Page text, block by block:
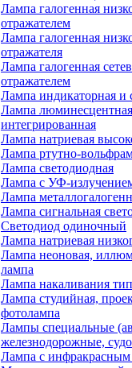
Лампа галогенная
отражателем
Лампа галогенная
отражателя
Лампа галогенная
отражателем
Лампа индикаторная и
Лампа
интегрированная
Лампа натриевая
Лампа ртутно-
Лампа светодиодная
Лампа с УФ-
Лампа
Лампа сигнальная
Светодиод одиночный
Лампа натриевая
Лампа неоновая,
лампа
Лампа накаливания
Лампа студийная,
фотолампа
Лампы специальные
железнодорожные,
Лампа с инфракрасным